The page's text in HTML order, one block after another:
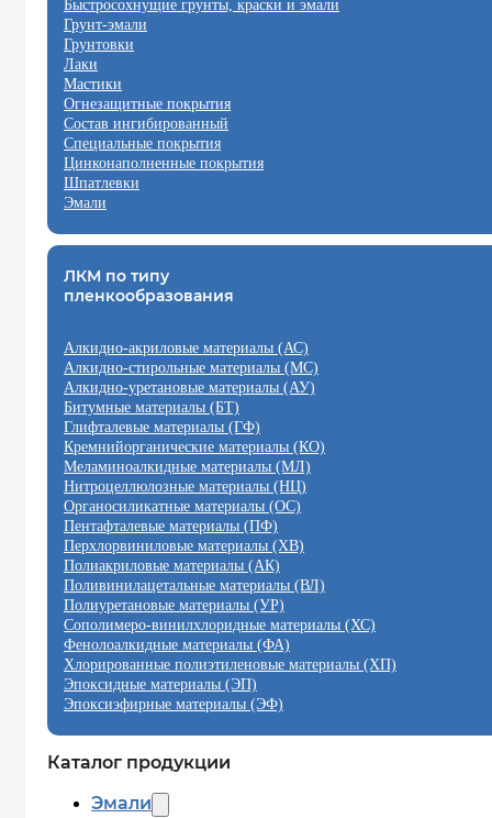
Быстросохнущие грунты, краски и эмали
Грунт-эмали
Грунтовки
Лаки
Мастики
Огнезащитные покрытия
Состав ингибированный
Специальные покрытия
Цинконаполненные покрытия
Шпатлевки
Эмали
ЛКМ по типу
пленкообразования
Алкидно-акриловые материалы (АС)
Алкидно-стирольные материалы (МС)
Алкидно-уретановые материалы (АУ)
Битумные материалы (БТ)
Глифталевые материалы (ГФ)
Кремнийорганические материалы (КО)
Меламиноалкидные материалы (МЛ)
Нитроцеллюлозные материалы (НЦ)
Органосиликатные материалы (ОС)
Пентафталевые материалы (ПФ)
Перхлорвиниловые материалы (ХВ)
Полиакриловые материалы (АК)
Поливинилацетальные материалы (ВЛ)
Полиуретановые материалы (УР)
Сополимеро-винилхлоридные материалы (ХС)
Фенолоалкидные материалы (ФА)
Хлорированные полиэтиленовые материалы (ХП)
Эпоксидные материалы (ЭП)
Эпоксиэфирные материалы (ЭФ)
Каталог продукции
Эмали